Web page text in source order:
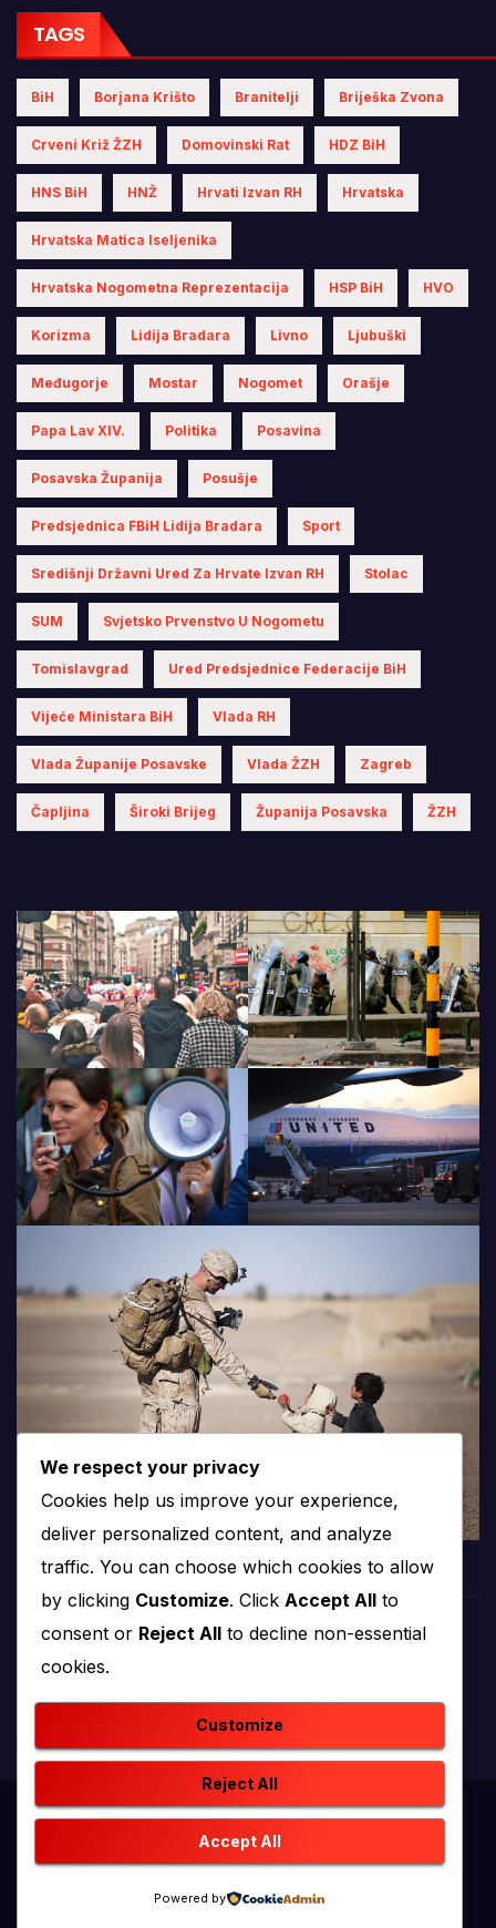
TAGS
BiH Borjana Krišto Branitelji Briješka Zvona
Crveni Križ ŽZH Domovinski Rat HDZ BiH
HNS BiH HNŽ Hrvati Izvan RH Hrvatska
Hrvatska Matica Iseljenika
Hrvatska Nogometna Reprezentacija HSP BiH HVO
Korizma Lidija Bradara Livno Ljubuški
Međugorje Mostar Nogomet Orašje
Papa Lav XIV. Politika Posavina
Posavska Županija Posušje
Predsjednica FBiH Lidija Bradara Sport
Središnji Državni Ured Za Hrvate Izvan RH Stolac
SUM Svjetsko Prvenstvo U Nogometu
Tomislavgrad Ured Predsjednice Federacije BiH
Vijeće Ministara BiH Vlada RH
Vlada Županije Posavske Vlada ŽZH Zagreb
Čapljina Široki Brijeg Županija Posavska ŽZH
produkcija i emitiranje tv programa
Proudly powered by WordPress|Theme: newstack by
Themeansar
O nama
We respect your privacy
Cookies help us improve your experience,
deliver personalized content, and analyze
traffic. You can choose which cookies to allow
by clicking Customize. Click Accept All to
consent or Reject All to decline non-essential
cookies.
Customize
Reject All
Accept All
Powered by